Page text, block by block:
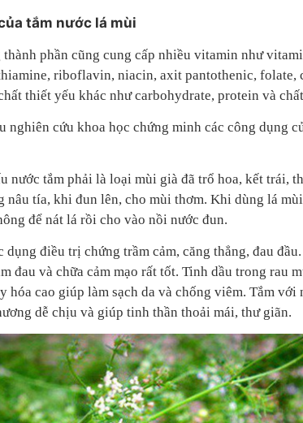
tắm nước lá mùi
phần cũng cung cấp nhiều vitamin như
riboflavin, niacin, axit pantothenic, folate,
thiết yếu khác như carbohydrate, protein và
nghiên cứu khoa học chứng minh các công dụng
nước tắm phải là loại mùi già đã trổ hoa, kết trái,
nâu tía, khi đun lên, cho mùi thơm. Khi dùng lá
để nát lá rồi cho vào nồi nước đun.
dụng điều trị chứng trầm cảm, căng thẳng, đau
đau và chữa cảm mạo rất tốt. Tinh dầu trong rau
hóa cao giúp làm sạch da và chống viêm. Tắm với
dễ chịu và giúp tinh thần thoải mái, thư giãn.